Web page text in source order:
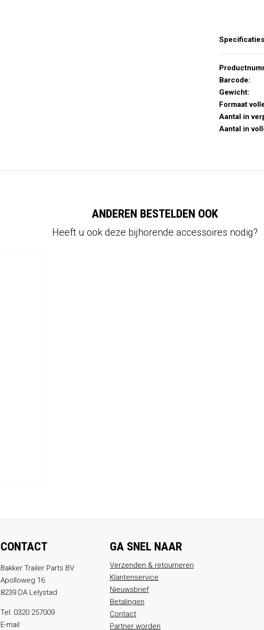
Specificaties
Barcode:
Gewicht:
Formaat
Aantal in
Aantal in
ANDEREN BESTELDEN OOK
Heeft u ook deze bijhorende accessoires nodig?
CONTACT
Bakker Trailer Parts BV
Apolloweg 16
8239 DA Lelystad
Tel: 0320 257009
E-mail:
GA SNEL NAAR
Verzenden & retourneren
Klantenservice
Nieuwsbrief
Betalingen
Contact
Partner worden